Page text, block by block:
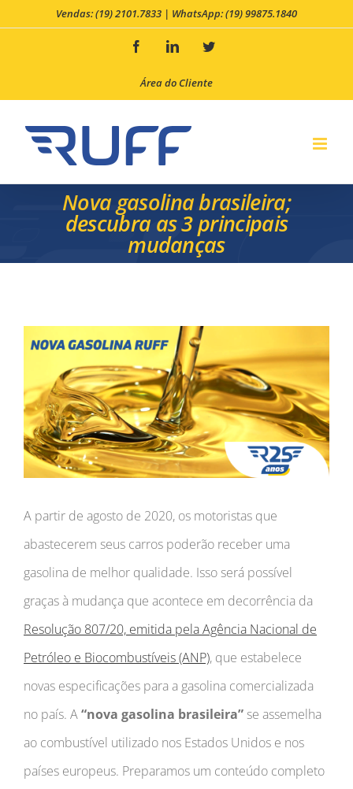
Vendas: (19) 2101.7833 | WhatsApp: (19) 99875.1840
FacebookLinkedInTwitter
Área do Cliente
Nova gasolina brasileira;
descubra as 3 principais
mudanças
View
Image
A partir de agosto de 2020, os motoristas que
abastecerem seus carros poderão receber uma
gasolina de melhor qualidade. Isso será possível
graças à mudança que acontece em decorrência da
Resolução 807/20, emitida pela Agência Nacional de
Petróleo e Biocombustíveis (ANP), que estabelece
novas especificações para a gasolina comercializada
no país. A“nova gasolina brasileira” se assemelha
ao combustível utilizado nos Estados Unidos e nos
países europeus. Preparamos um conteúdo completo